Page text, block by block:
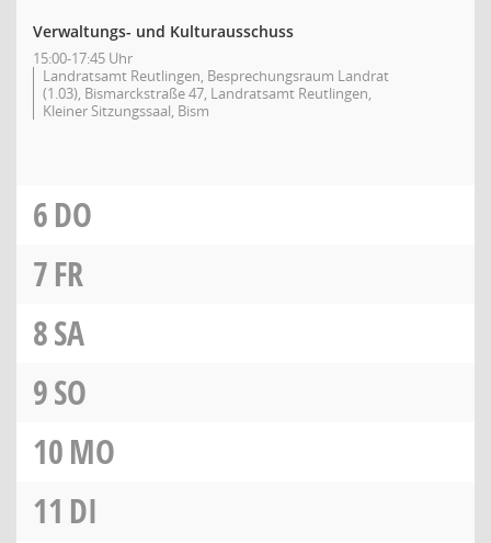
Verwaltungs- und Kulturausschuss
15:00-17:45 Uhr
Landratsamt Reutlingen, Besprechungsraum Landrat
(1.03), Bismarckstraße 47, Landratsamt Reutlingen,
Kleiner Sitzungssaal, Bism
6DO
7FR
8SA
9SO
10MO
11 DI